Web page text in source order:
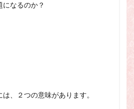
になるのか？
、２つの意味があります。